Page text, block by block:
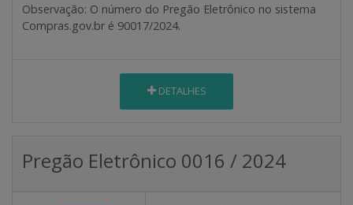
Observação: O número do Pregão Eletrônico no sistema
Compras.gov.br é 90017/2024.
DETALHES
Pregão Eletrônico 0016 / 2024